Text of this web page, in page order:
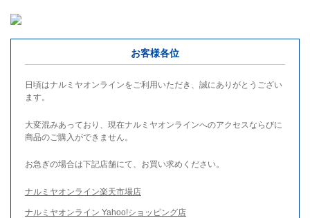
お客様各位
日頃はナルミヤオンラインをご利用いただき、誠にありがとうござい
ます。
大変混みあっており、現在ナルミヤオンラインへのアクセスならびに
商品のご購入ができません。
お急ぎの場合は下記店舗にて、お買い求めください。
ナルミヤオンライン楽天市場店
ナルミヤオンライン Yahoo!ショッピング店